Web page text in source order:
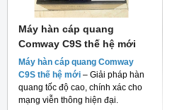
Máy hàn cáp quang
Comway C9S thế hệ mới
Máy hàn cáp quang Comway
C9S thế hệ mới – Giải pháp hàn
quang tốc độ cao, chính xác cho
mạng viễn thông hiện đại.